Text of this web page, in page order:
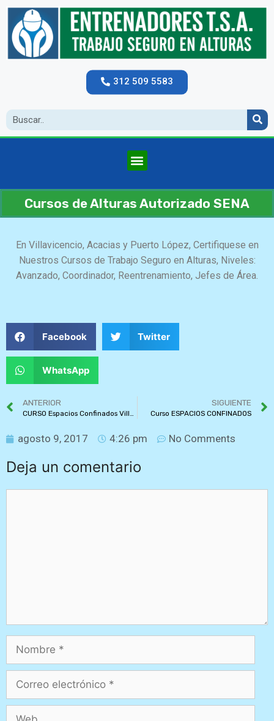
312 509 5583
Cursos de Alturas Autorizado SENA
En Villavicencio, Acacias y Puerto López, Certifiquese en
Nuestros Cursos de Trabajo Seguro en Alturas, Niveles:
Avanzado, Coordinador, Reentrenamiento, Jefes de Área.
Facebook Twitter
WhatsApp
ANTERIOR
CURSO Espacios Confinados Villavicencio
SIGUIENTE
Curso ESPACIOS CONFINADOS
agosto 9, 2017 4:26 pm No Comments
Deja un comentario